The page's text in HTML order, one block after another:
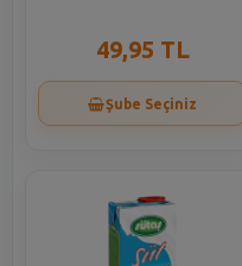
49,95 TL
Şube Seçiniz